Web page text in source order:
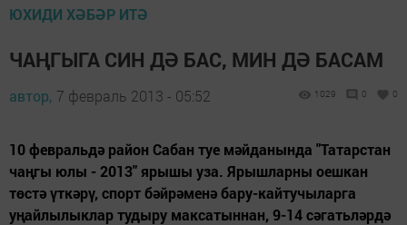
ЮХИДИ ХӘБӘР ИТӘ
ЧАҢГЫГА СИН ДӘ БАС, МИН ДӘ БАСАМ
автор, 7 февраль 2013 - 05:52 1029 0 0
10 февральдә район Сабан туе мәйданында "Татарстан
чаңгы юлы - 2013" ярышы уза. Ярышларны оешкан
төстә үткәрү, спорт бәйрәменә бару-кайтучыларга
уңайлылыклар тудыру максатыннан, 9-14 сәгатьләрдә